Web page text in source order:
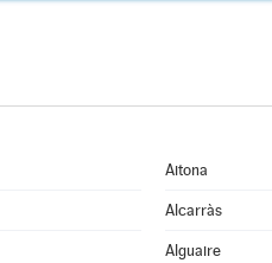
Aitona
Alcarràs
Alguaire